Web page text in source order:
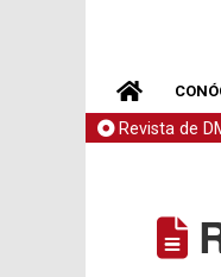
Revista de